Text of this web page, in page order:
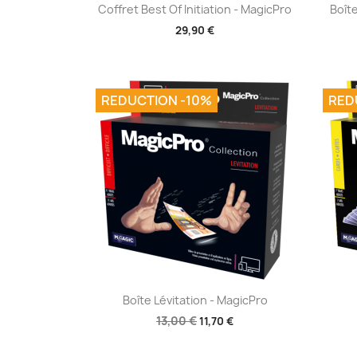
Aperçu rapide
Coffret Best Of Initiation - MagicPro
29,90 €
Aperçu rapide
Boîte Lévitation - MagicPro
13,00 €11,70 €
REDUCTION -10%